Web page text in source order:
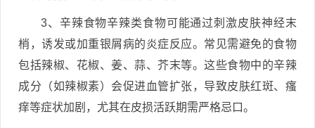
3、辛辣食物辛辣类食物可能通过刺激皮肤神经末
梢，诱发或加重银屑病的炎症反应。常见需避免的食物
包括辣椒、花椒、姜、蒜、芥末等。这些食物中的辛辣
成分（如辣椒素）会促进血管扩张，导致皮肤红斑、瘙
痒等症状加剧，尤其在皮损活跃期需严格忌口。